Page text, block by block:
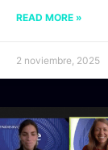
READ MORE »
2 noviembre, 2025